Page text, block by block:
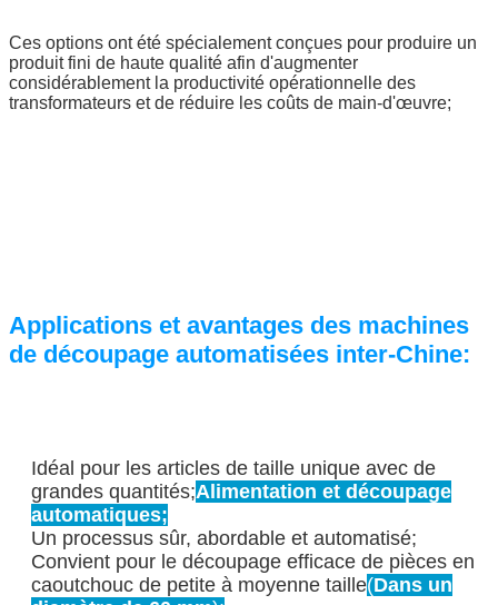
Ces options ont été spécialement conçues pour produire un
produit fini de haute qualité afin d'augmenter
considérablement la productivité opérationnelle des
transformateurs et de réduire les coûts de main-d'œuvre;
Applications et avantages des machines
de découpage automatisées inter-Chine:
Idéal pour les articles de taille unique avec de
grandes quantités;Alimentation et découpage
automatiques;
Un processus sûr, abordable et automatisé;
Convient pour le découpage efficace de pièces en
caoutchouc de petite à moyenne taille(Dans un